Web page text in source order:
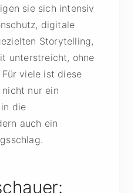
sie sich intensiv
digitale
Storytelling,
unterstreicht, ohne
viele ist diese
nur ein
die
auch ein